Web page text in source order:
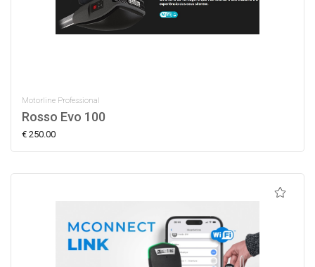
Motorline Professional
Rosso Evo 100
€ 250.00